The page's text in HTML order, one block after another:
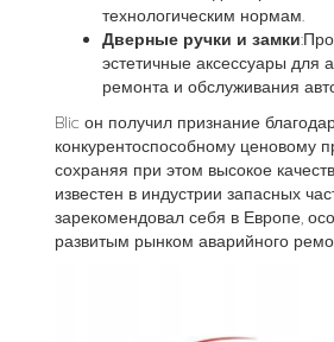
технологическим нормам.
Дверные ручки и замки
эстетичные аксессуары для
ремонта и обслуживания
Blic он получил признание
конкурентоспособному ценовому
сохраняя при этом высокое
известен в индустрии запасных
зарекомендовал себя в Европе,
развитым рынком аварийного